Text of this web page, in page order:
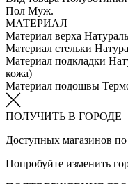
Пол Муж.
МАТЕРИАЛ
Материал верха
Материал стельки
Материал подкладки
кожа)
Материал подошвы
ПОЛУЧИТЬ В ГОРОДЕ
Доступных магазинов
Попробуйте изменить